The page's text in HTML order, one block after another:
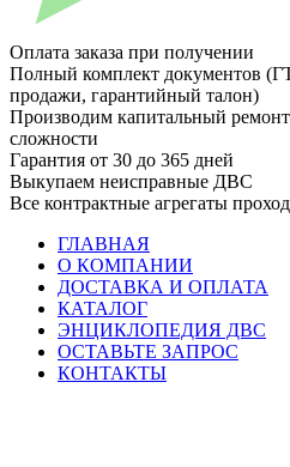
Оплата заказа при получении
Полный комплект документов
продажи, гарантийный талон)
Производим капитальный
сложности
Гарантия от 30 до 365 дней
Выкупаем неисправные ДВС
Все контрактные агрегаты
ГЛАВНАЯ
О КОМПАНИИ
ДОСТАВКА И ОПЛАТА
КАТАЛОГ
ЭНЦИКЛОПЕДИЯ ДВС
ОСТАВЬТЕ ЗАПРОС
КОНТАКТЫ